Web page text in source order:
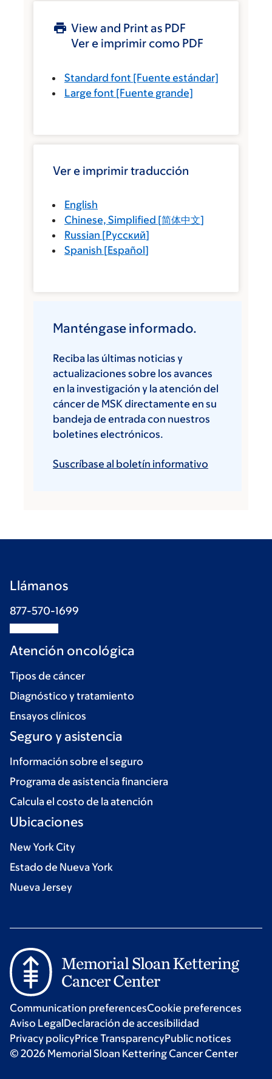
View and Print as PDF
Ver e imprimir como PDF
Standard font [Fuente estándar]
Large font [Fuente grande]
Ver e imprimir traducción
English
Chinese, Simplified [简体中文]
Russian [Русский]
Spanish [Español]
Manténgase informado.
Reciba las últimas noticias y
actualizaciones sobre los avances
en la investigación y la atención del
cáncer de MSK directamente en su
bandeja de entrada con nuestros
boletines electrónicos.
Suscríbase al boletín informativo
Llámanos
877-570-1699
Atención oncológica
Tipos de cáncer
Diagnóstico y tratamiento
Ensayos clínicos
Seguro y asistencia
Información sobre el seguro
Programa de asistencia financiera
Calcula el costo de la atención
Ubicaciones
New York City
Estado de Nueva York
Nueva Jersey
Communication preferencesCookie preferences
Aviso LegalDeclaración de accesibilidad
Privacy policyPrice TransparencyPublic notices
© 2026 Memorial Sloan Kettering Cancer Center